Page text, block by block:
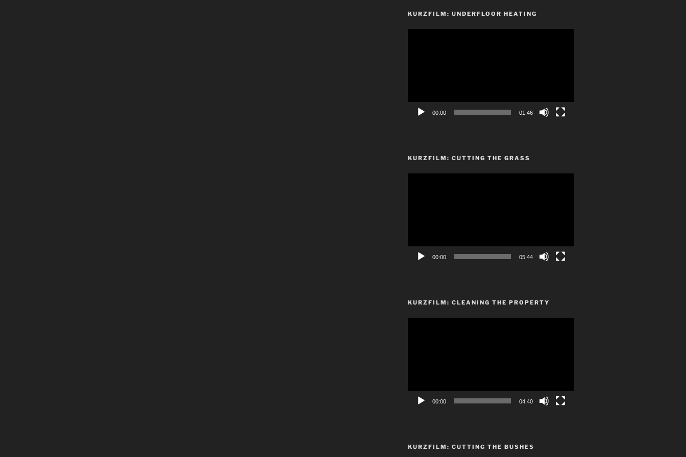
KURZFILM: UNDERFLOOR HEATING
00:00 01:46
KURZFILM: CUTTING THE GRASS
00:00 05:44
KURZFILM: CLEANING THE PROPERTY
00:00 04:40
KURZFILM: CUTTING THE BUSHES